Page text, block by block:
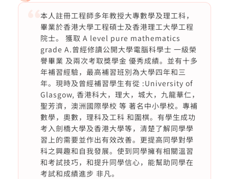
本人註冊工程師多年教授大專數學及理工科，
畢業於香港大學工程碩士及香港理工大學工程
院士。 獲取 A level pure mathematics
grade A.曾經修讀公開大學電腦科學士 一級榮
譽畢業 及兩次考取獎學金 優秀成績。並有十多
年補習經驗，最高補習班別為大學四年和三
年。現時及曾經補習學生有從 :University of
Glasgow, 香港科大，理大，城大，九龍華仁，
聖芳濟，澳洲國際學校 等 著名中小學校。專補
數學，奧數，理科及工科 和圍棋。有學生成功
考入劍橋大學及香港大學等，清楚了解同學學
習上的需要並作出有效改善。更提高同學對學
科之興趣和自我發展。使到同學擁有相關溫習
和考試技巧，和提升同學信心，能幫助同學在
考試和成績進步 非凡。